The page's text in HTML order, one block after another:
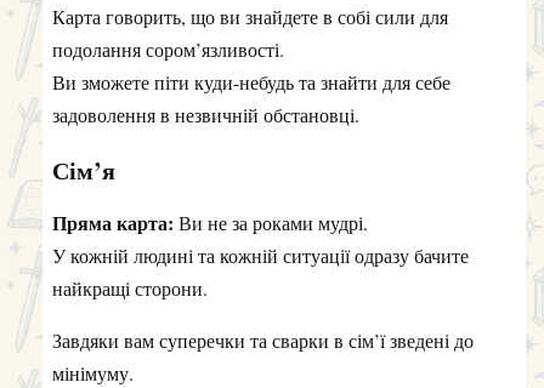
Карта говорить, що ви знайдете в собі сили для
подолання сором’язливості.
Ви зможете піти куди-небудь та знайти для себе
задоволення в незвичній обстановці.
Сім’я
Пряма карта: Ви не за роками мудрі.
У кожній людині та кожній ситуації одразу бачите
найкращі сторони.
Завдяки вам суперечки та сварки в сім’ї зведені до
мінімуму.